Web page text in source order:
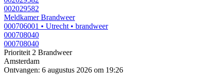
002029582
Meldkamer Brandweer
000706001 • Utrecht • brandweer
000708040
000708040
Prioriteit 2 Brandweer
Amsterdam
Ontvangen: 6 augustus 2026 om 19:26